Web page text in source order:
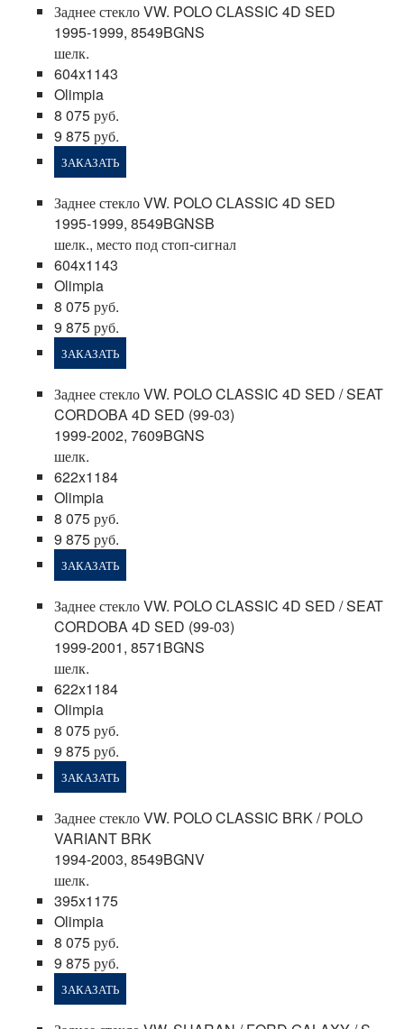
Заднее стекло VW. POLO CLASSIC 4D SED
1995-1999, 8549BGNS
шелк.
604x1143
Olimpia
8 075 руб.
9 875 руб.
ЗАКАЗАТЬ
Заднее стекло VW. POLO CLASSIC 4D SED
1995-1999, 8549BGNSB
шелк., место под стоп-сигнал
604x1143
Olimpia
8 075 руб.
9 875 руб.
ЗАКАЗАТЬ
Заднее стекло VW. POLO CLASSIC 4D SED / SEAT
CORDOBA 4D SED (99-03)
1999-2002, 7609BGNS
шелк.
622x1184
Olimpia
8 075 руб.
9 875 руб.
ЗАКАЗАТЬ
Заднее стекло VW. POLO CLASSIC 4D SED / SEAT
CORDOBA 4D SED (99-03)
1999-2001, 8571BGNS
шелк.
622x1184
Olimpia
8 075 руб.
9 875 руб.
ЗАКАЗАТЬ
Заднее стекло VW. POLO CLASSIC BRK / POLO
VARIANT BRK
1994-2003, 8549BGNV
шелк.
395x1175
Olimpia
8 075 руб.
9 875 руб.
ЗАКАЗАТЬ